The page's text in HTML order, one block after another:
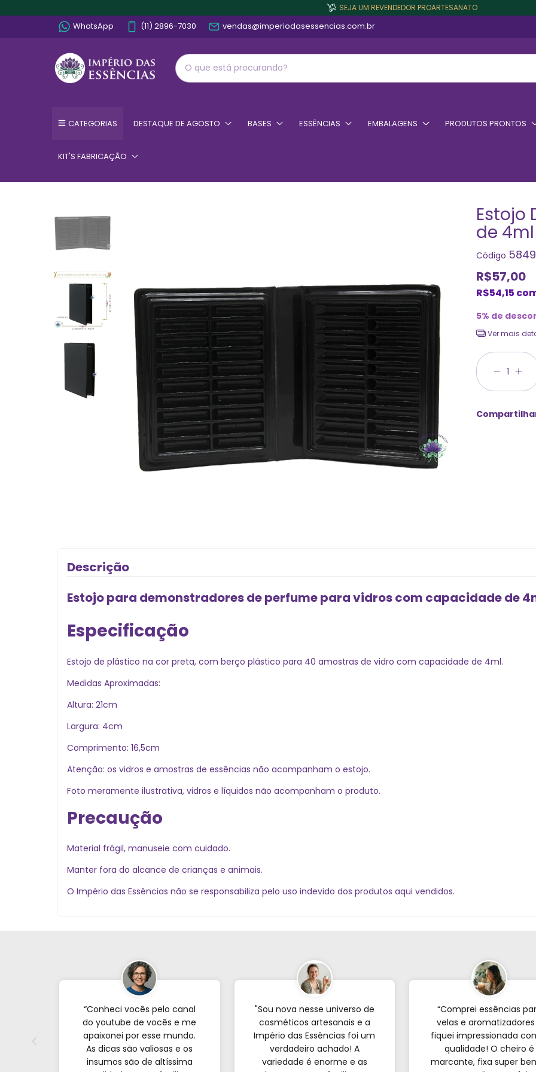
SEJA UM REVENDEDOR PROARTESANATO
WhatsApp (11) 2896-7030 vendas@imperiodasessencias.com.br
CATEGORIAS DESTAQUE DE AGOSTO BASES ESSÊNCIAS EMBALAGENS PRODUTOS PRONTOS
KIT'S FABRICAÇÃO
Estojo
de
Código 5849
R$57,00
R$54,15
5% de
Ver mais
Descrição
Estojo para demonstradores de perfume para vidros com capacidade de
Especificação
Estojo de plástico na cor preta, com berço plástico para 40 amostras de vidro com capacidade de 4ml.
Medidas Aproximadas:
Altura: 21cm
Largura: 4cm
Comprimento: 16,5cm
Atenção: os vidros e amostras de essências não acompanham o estojo.
Foto meramente ilustrativa, vidros e líquidos não acompanham o produto.
Precaução
Material frágil, manuseie com cuidado.
Manter fora do alcance de crianças e animais.
O Império das Essências não se responsabiliza pelo uso indevido dos produtos aqui vendidos.
“Conheci vocês pelo canal
do youtube de vocês e me
apaixonei por esse mundo.
As dicas são valiosas e os
insumos são de altíssima
"Sou nova nesse universo de
cosméticos artesanais e a
Império das Essências foi um
verdadeiro achado! A
variedade é enorme e as
“Comprei essências
velas e
fiquei impressionada
qualidade! O cheiro é
marcante, fixa super